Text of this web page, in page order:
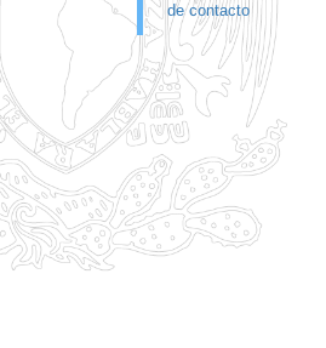
de contacto